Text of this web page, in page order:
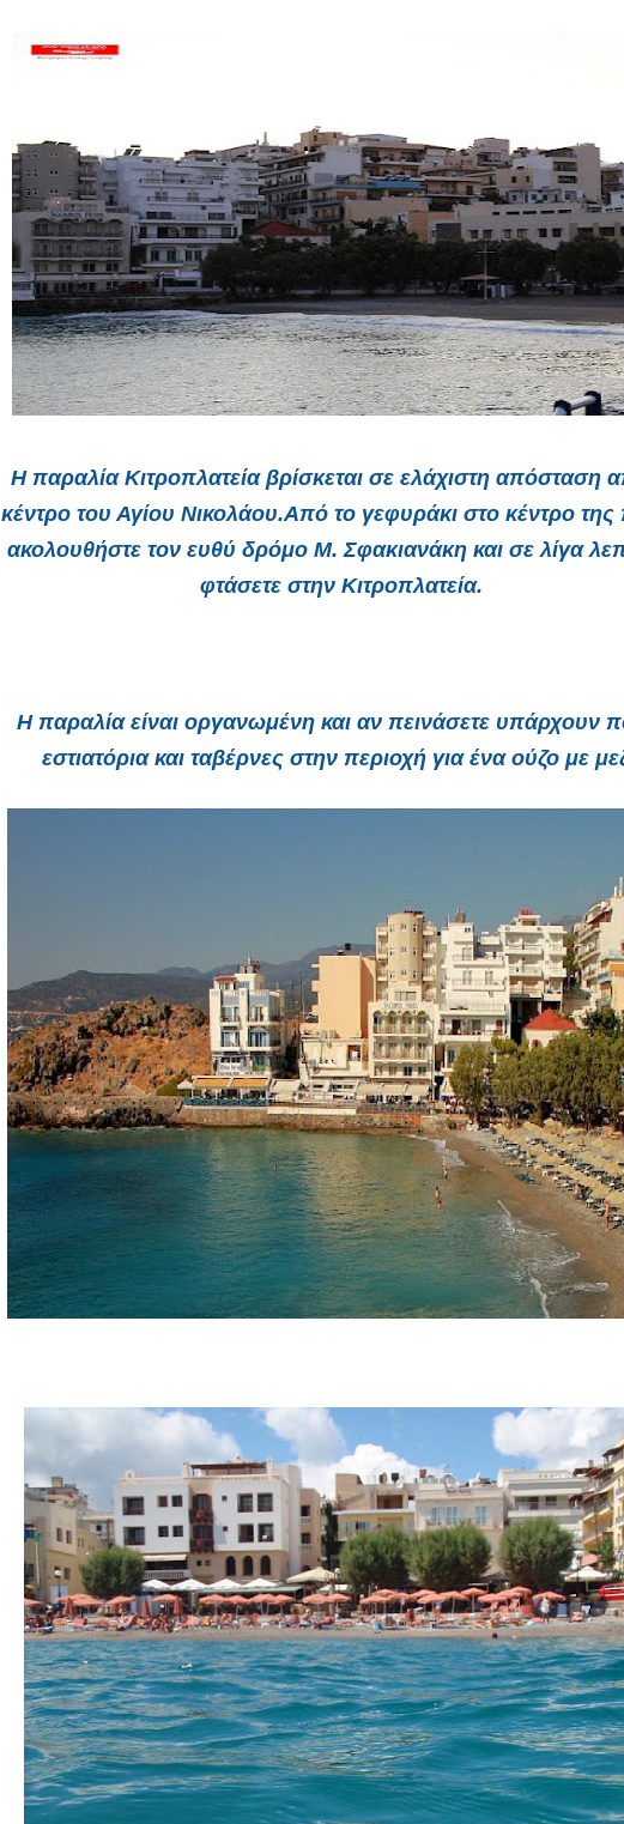
Η παραλία Κιτροπλατείαβρίσκεται σε ελάχιστη απόσταση
κέντρο του Αγίου Νικολάου.Από το γεφυράκι στο κέντρο
ακολουθήστε τον ευθύ δρόμο Μ. Σφακιανάκη και σε λίγα
φτάσετε στην Κιτροπλατεία.
Η παραλία είναι οργανωμένη και αν πεινάσετε υπάρχουν
εστιατόρια και ταβέρνες στην περιοχή για ένα ούζο με